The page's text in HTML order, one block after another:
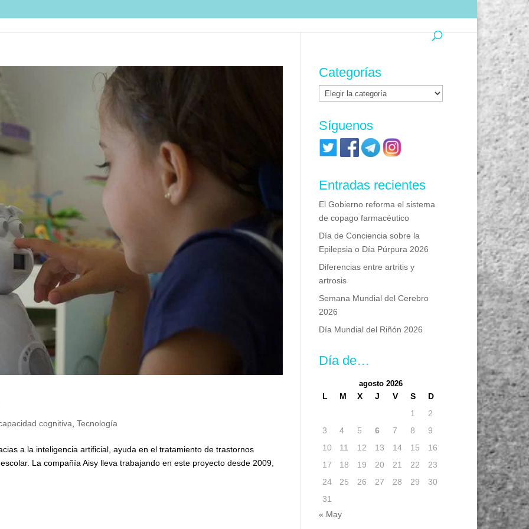
cognitiva ,Tecnología
a la inteligencia artificial, ayuda en el tratamiento de trastornos
La compañía Aisy lleva trabajando en este proyecto desde 2009,
Categorías
Categorías
Síguenos
Entradas recientes
El Gobierno reforma el sistema
de copago farmacéutico
Día de Conciencia sobre la
Epilepsia o Día Púrpura 2026
Diferencias entre artritis y
artrosis
Semana Mundial del Cerebro
2026
Día Mundial del Riñón 2026
Día de…
agosto 2026
L M X J V S
D
1
2
3
4 5 6 7 8
9
10
11 12 13 14 15
16
17
18 19 20 21 22
23
24
25 26 27 28 29
30
31
« May